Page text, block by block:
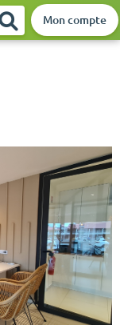
Mon compte